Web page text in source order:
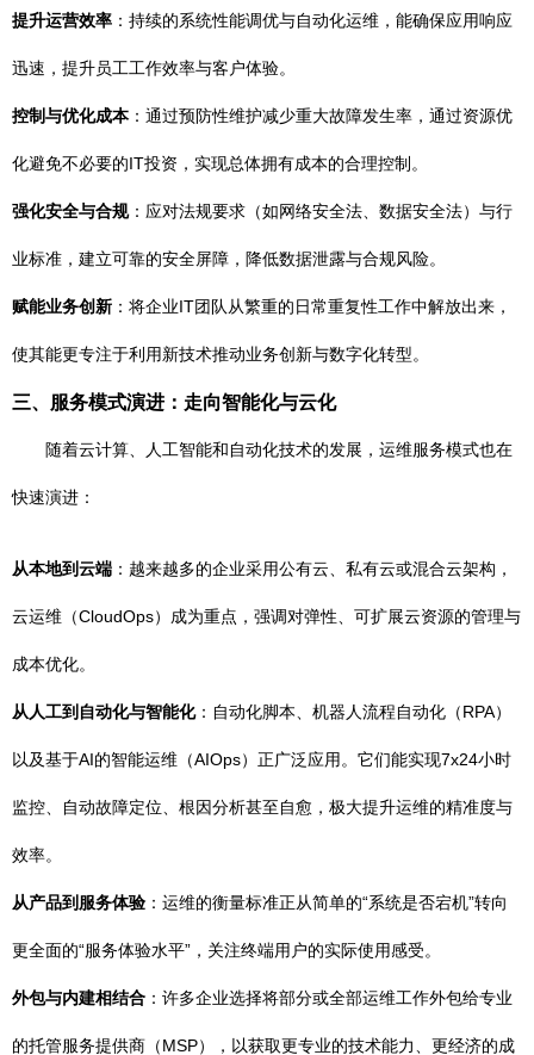
提升运营效率 ：持续的系统性能调优与自动化运维，能确保应用响应
迅速，提升员工工作效率与客户体验。
控制与优化成本：通过预防性维护减少重大故障发生率，通过资源优
化避免不必要的IT投资，实现总体拥有成本的合理控制。
强化安全与合规：应对法规要求（如网络安全法、数据安全法）与行
业标准，建立可靠的安全屏障，降低数据泄露与合规风险。
赋能业务创新 ：将企业IT团队从繁重的日常重复性工作中解放出来，
使其能更专注于利用新技术推动业务创新与数字化转型。
三、服务模式演进：走向智能化与云化
随着云计算、人工智能和自动化技术的发展，运维服务模式也在
快速演进：
从本地到云端 ：越来越多的企业采用公有云、私有云或混合云架构，
云运维（CloudOps）成为重点，强调对弹性、可扩展云资源的管理与
成本优化。
从人工到自动化与智能化：自动化脚本、机器人流程自动化（RPA）
以及基于AI的智能运维（AIOps）正广泛应用。它们能实现7x24小时
监控、自动故障定位、根因分析甚至自愈，极大提升运维的精准度与
效率。
从产品到服务体验 ：运维的衡量标准正从简单的“系统是否宕机”转向
更全面的“服务体验水平”，关注终端用户的实际使用感受。
外包与内建相结合 ：许多企业选择将部分或全部运维工作外包给专业
的托管服务提供商（MSP），以获取更专业的技术能力、更经济的成